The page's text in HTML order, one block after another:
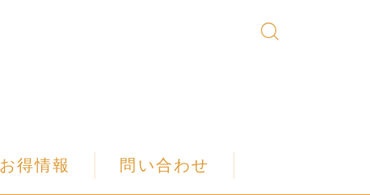
お得情報 問い合わせ